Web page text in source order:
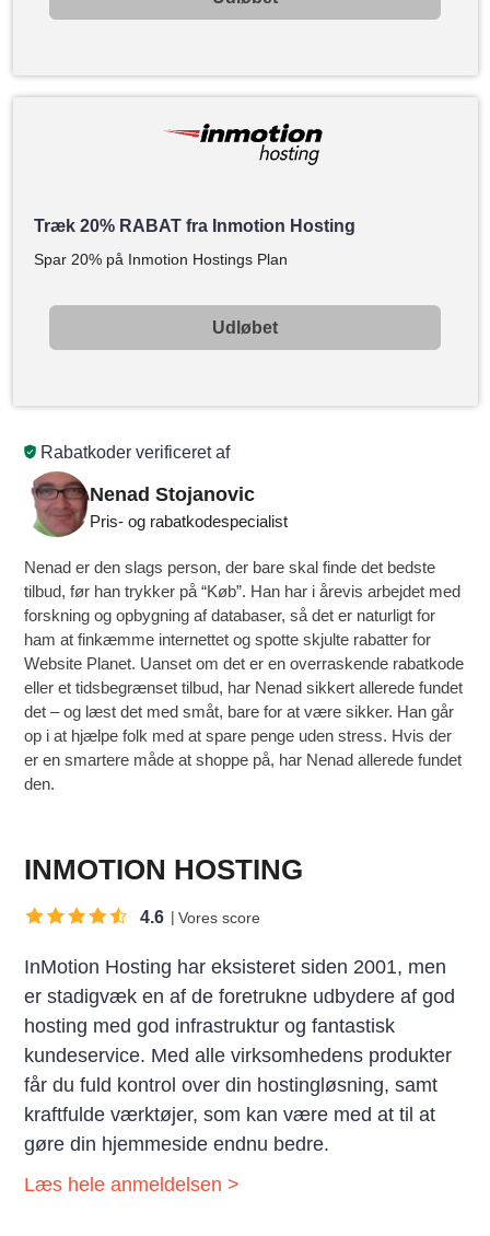
Rabatkoder verificeret af
Nenad Stojanovic
Pris- og rabatkodespecialist
Nenad er den slags person, der bare skal finde det bedste
tilbud, før han trykker på “Køb”. Han har i årevis arbejdet med
forskning og opbygning af databaser, så det er naturligt for
ham at finkæmme internettet og spotte skjulte rabatter for
Website Planet. Uanset om det er en overraskende rabatkode
eller et tidsbegrænset tilbud, har Nenad sikkert allerede fundet
det – og læst det med småt, bare for at være sikker. Han går
op i at hjælpe folk med at spare penge uden stress. Hvis der
er en smartere måde at shoppe på, har Nenad allerede fundet
den.
Træk 20% RABAT fra Inmotion Hosting
Spar 20% på Inmotion Hostings Plan
Udløbet
INMOTION HOSTING
4.6 Vores score
InMotion Hosting har eksisteret siden 2001, men
er stadigvæk en af de foretrukne udbydere af god
hosting med god infrastruktur og fantastisk
kundeservice. Med alle virksomhedens produkter
får du fuld kontrol over din hostingløsning, samt
kraftfulde værktøjer, som kan være med at til at
gøre din hjemmeside endnu bedre.
Læs hele anmeldelsen >